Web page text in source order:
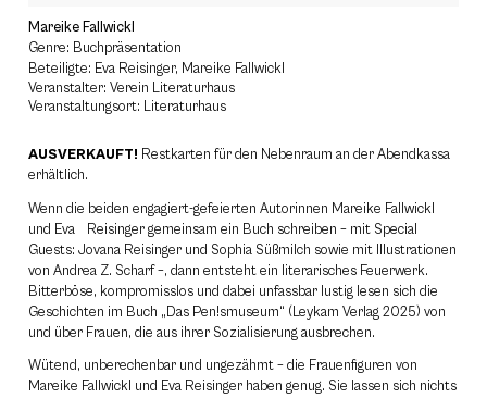
Mareike Fallwickl
Genre: Buchpräsentation
Beteiligte: Eva Reisinger, Mareike Fallwickl
Veranstalter: Verein Literaturhaus
Veranstaltungsort: Literaturhaus
AUSVERKAUFT! Restkarten für den Nebenraum an der Abendkassa
erhältlich.
Wenn die beiden engagiert-gefeierten Autorinnen Mareike Fallwickl
und Eva Reisinger gemeinsam ein Buch schreiben – mit Special
Guests: Jovana Reisinger und Sophia Süßmilch sowie mit Illustrationen
von Andrea Z. Scharf –, dann entsteht ein literarisches Feuerwerk.
Bitterböse, kompromisslos und dabei unfassbar lustig lesen sich die
Geschichten im Buch „Das Pen!smuseum“ (Leykam Verlag 2025) von
und über Frauen, die aus ihrer Sozialisierung ausbrechen.
Wütend, unberechenbar und ungezähmt – die Frauenfiguren von
Mareike Fallwickl und Eva Reisinger haben genug. Sie lassen sich nichts